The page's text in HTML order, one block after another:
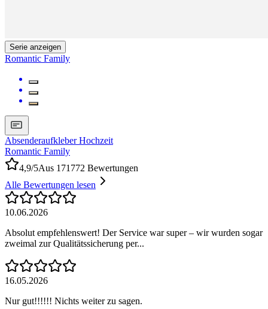
Serie anzeigen
Romantic Family
Absenderaufkleber Hochzeit
Romantic Family
4,9/5Aus 171772 Bewertungen
Alle Bewertungen lesen
10.06.2026
Absolut empfehlenswert! Der Service war super – wir wurden sogar
zweimal zur Qualitätssicherung per...
16.05.2026
Nur gut!!!!!! Nichts weiter zu sagen.